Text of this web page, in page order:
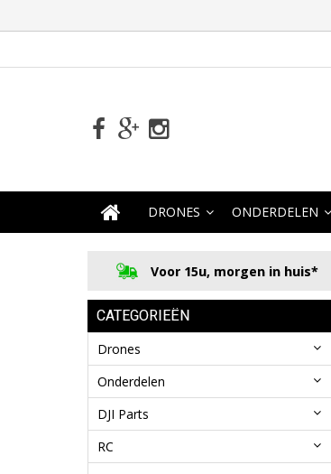
DRONES ONDERDELEN
Voor 15u, morgen in huis*
CATEGORIEËN
Drones
Onderdelen
DJI Parts
RC